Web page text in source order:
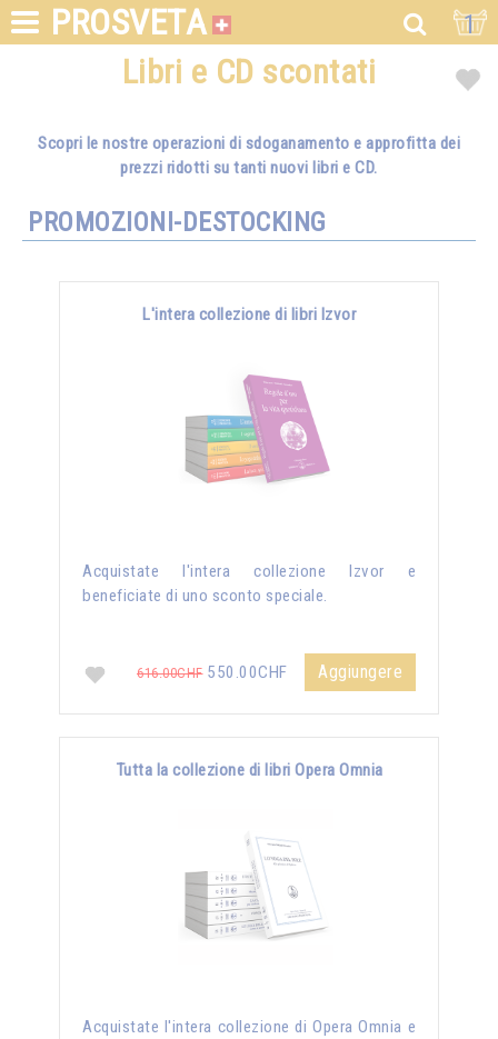
PROSVETA 1
Libri e CD scontati
Scopri le nostre operazioni di sdoganamento e approfitta dei
prezzi ridotti su tanti nuovi libri e CD.
PROMOZIONI-DESTOCKING
L'intera collezione di libri Izvor
Acquistate l'intera collezione Izvor e
beneficiate di uno sconto speciale.
616.00CHF550.00CHF Aggiungere
Tutta la collezione di libri Opera Omnia
Acquistate l'intera collezione di Opera Omnia e